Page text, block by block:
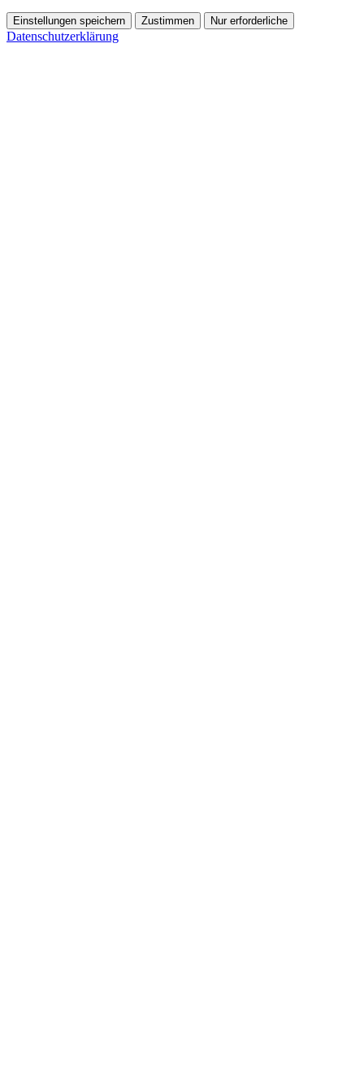
Einstellungen speichern Zustimmen Nur erforderliche
Datenschutzerklärung